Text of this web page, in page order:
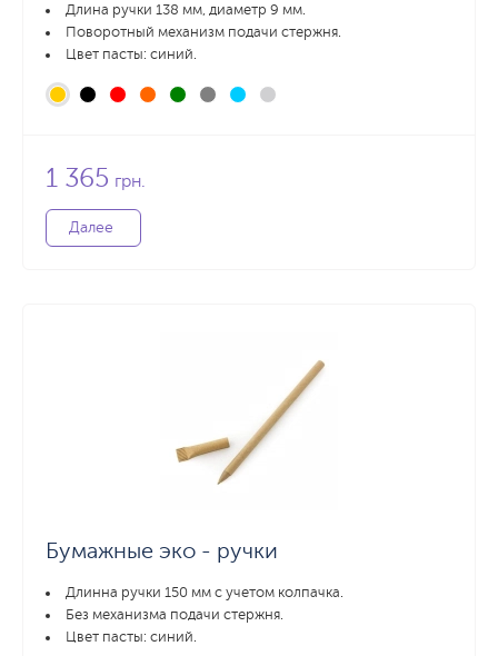
Длина ручки 138 мм, диаметр 9 мм.
Поворотный механизм подачи стержня.
Цвет пасты: синий.
1 365 грн.
Далее
Бумажные эко - ручки
Длинна ручки 150 мм с учетом колпачка.
Без механизма подачи стержня.
Цвет пасты: синий.